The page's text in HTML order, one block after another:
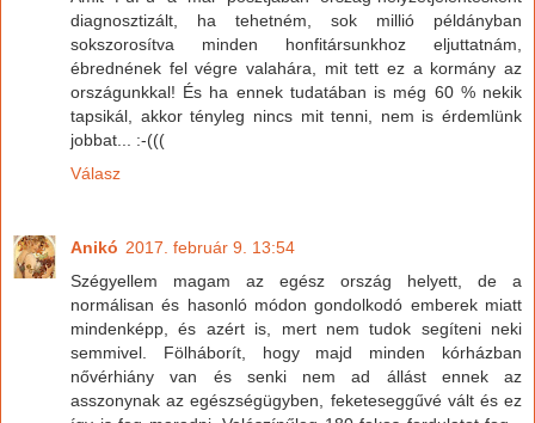
diagnosztizált, ha tehetném, sok millió példányban
sokszorosítva minden honfitársunkhoz eljuttatnám,
ébrednének fel végre valahára, mit tett ez a kormány az
országunkkal! És ha ennek tudatában is még 60 % nekik
tapsikál, akkor tényleg nincs mit tenni, nem is érdemlünk
jobbat... :-(((
Válasz
Anikó 2017. február 9. 13:54
Szégyellem magam az egész ország helyett, de a
normálisan és hasonló módon gondolkodó emberek miatt
mindenképp, és azért is, mert nem tudok segíteni neki
semmivel. Fölháborít, hogy majd minden kórházban
nővérhiány van és senki nem ad állást ennek az
asszonynak az egészségügyben, feketeseggűvé vált és ez